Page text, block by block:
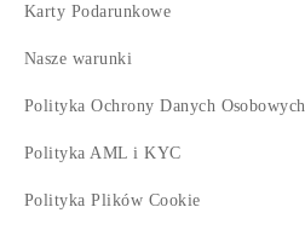
Karty Podarunkowe
Nasze warunki
Polityka Ochrony Danych Osobowych
Polityka AML i KYC
Polityka Plików Cookie